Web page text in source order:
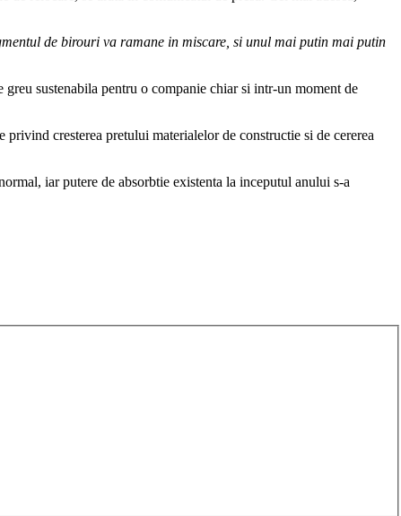
de birouri va ramane in miscare, si unul mai putin mai putin
sustenabila pentru o companie chiar si intr-un moment de
cresterea pretului materialelor de constructie si de cererea
iar putere de absorbtie existenta la inceputul anului s-a